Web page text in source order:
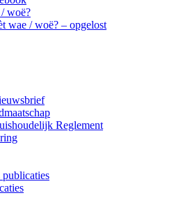
woë?
wae / woë? – opgelost
Reglement
publicaties